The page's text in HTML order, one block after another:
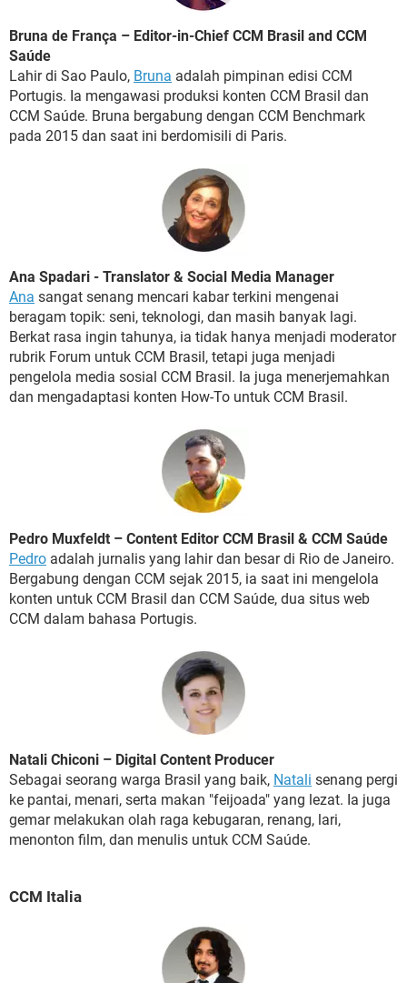
Bruna de França – Editor-in-Chief CCM Brasil and CCM
Saúde
Lahir di Sao Paulo, Bruna adalah pimpinan edisi CCM
Portugis. Ia mengawasi produksi konten CCM Brasil dan
CCM Saúde. Bruna bergabung dengan CCM Benchmark
pada 2015 dan saat ini berdomisili di Paris.
Ana Spadari - Translator & Social Media Manager
Ana sangat senang mencari kabar terkini mengenai
beragam topik: seni, teknologi, dan masih banyak lagi.
Berkat rasa ingin tahunya, ia tidak hanya menjadi moderator
rubrik Forum untuk CCM Brasil, tetapi juga menjadi
pengelola media sosial CCM Brasil. Ia juga menerjemahkan
dan mengadaptasi konten How-To untuk CCM Brasil.
Pedro Muxfeldt – Content Editor CCM Brasil & CCM Saúde
Pedro adalah jurnalis yang lahir dan besar di Rio de Janeiro.
Bergabung dengan CCM sejak 2015, ia saat ini mengelola
konten untuk CCM Brasil dan CCM Saúde, dua situs web
CCM dalam bahasa Portugis.
Natali Chiconi – Digital Content Producer
Sebagai seorang warga Brasil yang baik, Natali senang pergi
ke pantai, menari, serta makan "feijoada" yang lezat. Ia juga
gemar melakukan olah raga kebugaran, renang, lari,
menonton film, dan menulis untuk CCM Saúde.
CCM Italia